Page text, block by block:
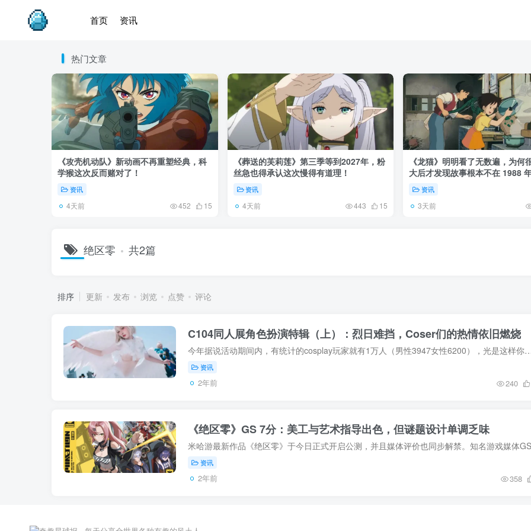
首页 资讯
热门文章
《攻壳机动队》新动画不再重塑经典，科
学猴这次反而赌对了！
资讯
4天前 452 15
《葬送的芙莉莲》第三季等到2027年，粉
丝急也得承认这次慢得有道理！
资讯
4天前 443 15
《龙猫》明明看了无数遍，为何
大后才发现故事根本不在 1988
资讯
3天前
绝区零 共2篇
排序 更新 发布 浏览 点赞 评论
C104同人展角色扮演特辑（上）：烈日难挡，Coser们的热情依旧燃烧
今年据说活动期间内，有统计的cosplay玩家就有1万人（男性3947女性6200），光是这样你就能想像出满地都是角色
资讯
2年前 240
《绝区零》GS 7分：美工与艺术指导出色，但谜题设计单调乏味
资讯
2年前 358